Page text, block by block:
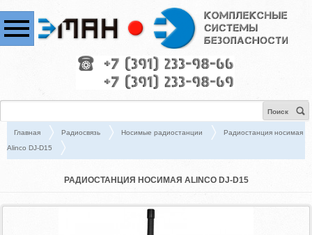
Поиск
Главная Радиосвязь Носимые радиостанции
Радиостанция носимая
Alinco DJ-D15
РАДИОСТАНЦИЯ НОСИМАЯ ALINCO DJ-D15